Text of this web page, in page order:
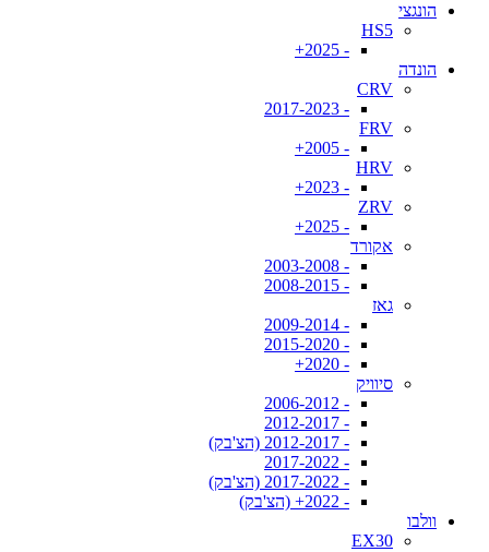
הונגצי
HS5
- 2025+
הונדה
CRV
- 2017-2023
FRV
- 2005+
HRV
- 2023+
ZRV
- 2025+
אקורד
- 2003-2008
- 2008-2015
גאז
- 2009-2014
- 2015-2020
- 2020+
סיוויק
- 2006-2012
- 2012-2017
- 2012-2017 (הצ'בק)
- 2017-2022
- 2017-2022 (הצ'בק)
- 2022+ (הצ'בק)
וולבו
EX30